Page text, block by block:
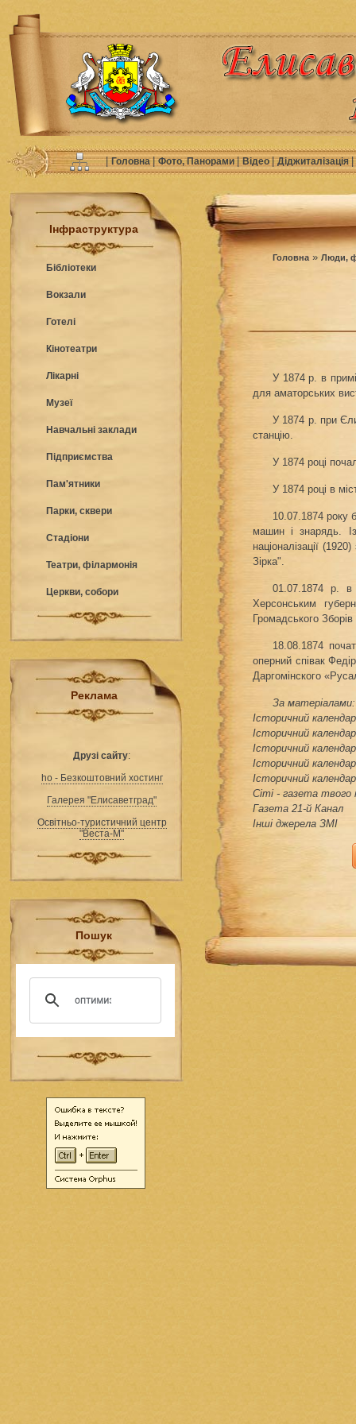
|Головна|Фото, Панорами|Відео|Діджиталізація|
Інфраструктура
Бібліотеки
Вокзали
Готелі
Кінотеатри
Лікарні
Музеї
Навчальні заклади
Підприємства
Пам'ятники
Парки, сквери
Стадіони
Театри, філармонія
Церкви, собори
Реклама
Друзі сайту:
ho - Безкоштовний хостинг
Галерея "Елисаветград"
Освітньо-туристичний центр
"Веста-М"
Пошук
Головна» Люди,
У 1874 р. в
для аматорських
У 1874 р. при
станцію.
У 1874 році
У 1874 році в
10.07.1874 року
машин і знарядь.
націоналізації
Зірка".
01.07.1874 р. в
Херсонським
Громадського
18.08.1874
оперний співак
Даргомінского
За матеріалами:
Історичний
Історичний
Історичний
Історичний
Історичний
Сіті - газета твого
Газета 21-й Канал
Інші джерела ЗМІ